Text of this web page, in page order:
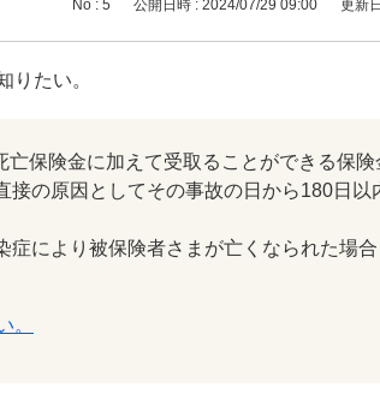
No : 5 公開日時 : 2024/07/29 09:00 更新
りたい。
保険金に加えて受取ることができる保険
接の原因としてその事故の日から180日
症により被保険者さまが亡くなられた場合
。